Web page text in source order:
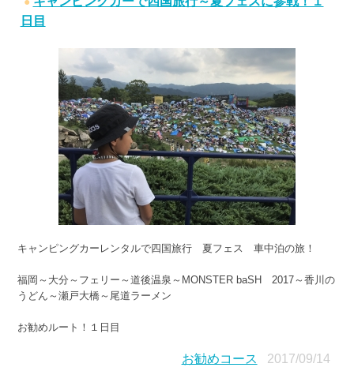
日目
キャンピングカーレンタルで四国旅行 夏フェス 車中泊の旅！
福岡～大分～フェリー～道後温泉～MONSTER baSH 2017～香川の
うどん～瀬戸大橋～尾道ラーメン
お勧めルート！１日目
お勧めコース 2017/09/14